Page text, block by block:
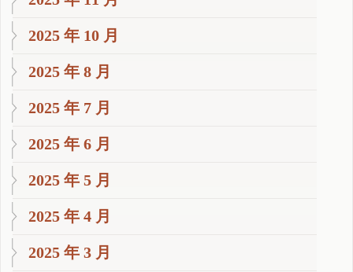
2025 年 10 月
2025 年 8 月
2025 年 7 月
2025 年 6 月
2025 年 5 月
2025 年 4 月
2025 年 3 月